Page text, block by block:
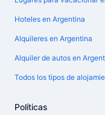
Hoteles en Argentina
Alquileres en Argentina
Alquiler de autos en
Todos los tipos de
Políticas